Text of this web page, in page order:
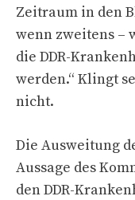
Zeitraum in den
wenn zweitens –
die DDR-
werden.“ Klingt
nicht.
Die Ausweitung
Aussage des
den DDR-